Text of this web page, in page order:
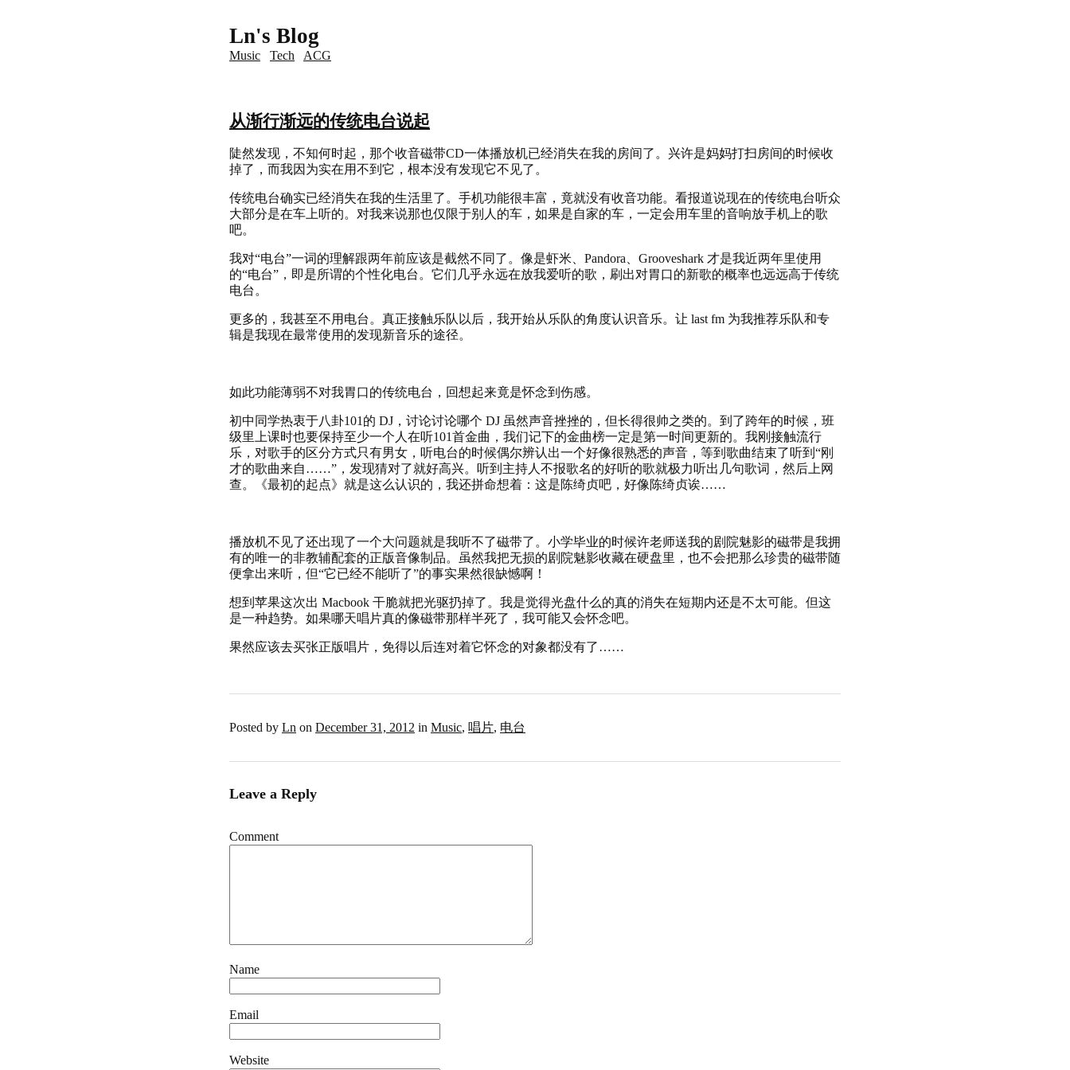
Ln's Blog
Music Tech ACG
从渐行渐远的传统电台说起
陡然发现，不知何时起，那个收音磁带CD一体播放机已经消失在我的房间了。兴许是妈妈打扫房间的时候收
掉了，而我因为实在用不到它，根本没有发现它不见了。
传统电台确实已经消失在我的生活里了。手机功能很丰富，竟就没有收音功能。看报道说现在的传统电台听众
大部分是在车上听的。对我来说那也仅限于别人的车，如果是自家的车，一定会用车里的音响放手机上的歌
吧。
我对“电台”一词的理解跟两年前应该是截然不同了。像是虾米、Pandora、Grooveshark 才是我近两年里使用
的“电台”，即是所谓的个性化电台。它们几乎永远在放我爱听的歌，刷出对胃口的新歌的概率也远远高于传统
电台。
更多的，我甚至不用电台。真正接触乐队以后，我开始从乐队的角度认识音乐。让 last fm 为我推荐乐队和专
辑是我现在最常使用的发现新音乐的途径。
如此功能薄弱不对我胃口的传统电台，回想起来竟是怀念到伤感。
初中同学热衷于八卦101的 DJ，讨论讨论哪个 DJ 虽然声音挫挫的，但长得很帅之类的。到了跨年的时候，班
级里上课时也要保持至少一个人在听101首金曲，我们记下的金曲榜一定是第一时间更新的。我刚接触流行
乐，对歌手的区分方式只有男女，听电台的时候偶尔辨认出一个好像很熟悉的声音，等到歌曲结束了听到“刚
才的歌曲来自……”，发现猜对了就好高兴。听到主持人不报歌名的好听的歌就极力听出几句歌词，然后上网
查。《最初的起点》就是这么认识的，我还拼命想着：这是陈绮贞吧，好像陈绮贞诶……
播放机不见了还出现了一个大问题就是我听不了磁带了。小学毕业的时候许老师送我的剧院魅影的磁带是我拥
有的唯一的非教辅配套的正版音像制品。虽然我把无损的剧院魅影收藏在硬盘里，也不会把那么珍贵的磁带随
便拿出来听，但“它已经不能听了”的事实果然很缺憾啊！
想到苹果这次出 Macbook 干脆就把光驱扔掉了。我是觉得光盘什么的真的消失在短期内还是不太可能。但这
是一种趋势。如果哪天唱片真的像磁带那样半死了，我可能又会怀念吧。
果然应该去买张正版唱片，免得以后连对着它怀念的对象都没有了……
Posted by Ln on December 31, 2012 in Music, 唱片, 电台
Leave a Reply
Comment
Name
Email
Website